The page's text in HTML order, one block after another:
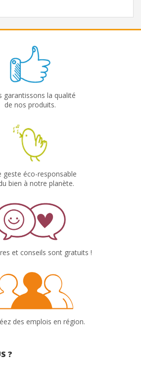
garantissons la qualité
de nos produits.
geste éco-responsable
bien à notre planète.
et conseils sont gratuits !
des emplois en région.
?